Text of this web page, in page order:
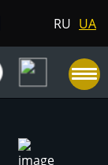
RU UA